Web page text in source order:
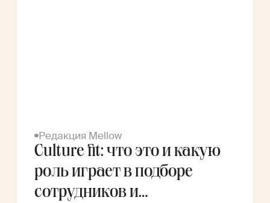
Редакция Mellow
Culture fit: что это и какую
роль играет в подборе
сотрудников и